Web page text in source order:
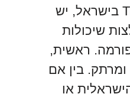
כשזה מגיע לשיווק TikTok בישראל, יש
שיכולות
ראשית,
ומרתק. בין אם
או